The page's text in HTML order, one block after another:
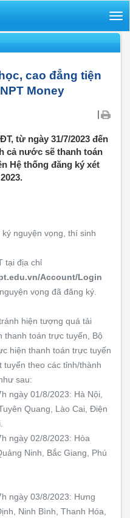
cao đẳng tiện
Money
|
từ ngày 31/7/2023 đến
cả nước sẽ thanh toán
Hệ thống đăng ký xét
nguyện vọng, thí sinh
tại địa chỉ
Account/Login
vọng đã đăng ký.
hiện tượng quá tải
thanh toán trực tuyến, Bộ
hiện thanh toán trực tuyến
theo các tỉnh/thành
sau:
ngày 01/8/2023: Hà Nội,
Quang, Lào Cai, Điện
ngày 02/8/2023: Hòa
Ninh, Bắc Giang, Phú
ngày 03/8/2023: Hưng
Ninh Bình, Thanh Hóa,